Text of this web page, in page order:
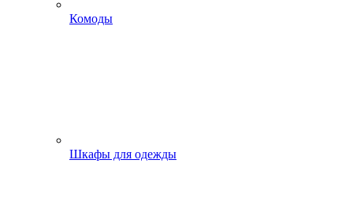
Комоды
Шкафы для одежды